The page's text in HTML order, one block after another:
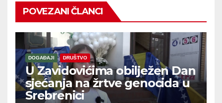
POVEZANI ČLANCI
DOGAĐAJI DRUŠTVO
U Zavidovićima obilježen Dan
sjećanja na žrtve genocida u
Srebrenici